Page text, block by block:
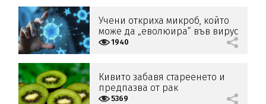
Учени откриха микроб, който
може да „еволюира“ във вирус
1940
Кивито забавя стареенето и
предпазва от рак
5369